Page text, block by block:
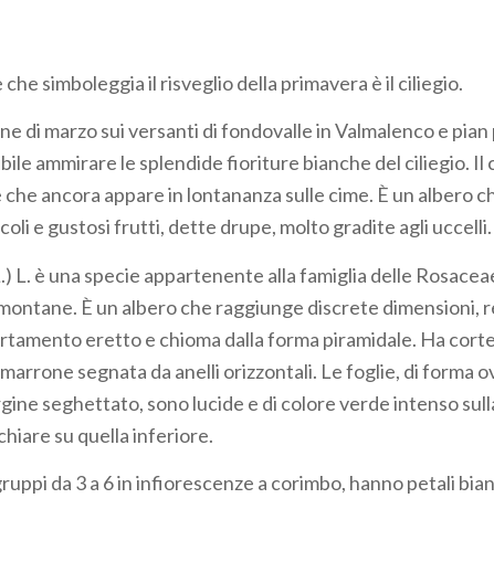
che simboleggia il risveglio della primavera è il ciliegio.
di marzo sui versanti di fondovalle in Valmalenco e pian
ammirare le splendide fioriture bianche del ciliegio. Il
ancora appare in lontananza sulle cime. È un albero
e gustosi frutti, dette drupe, molto gradite agli uccelli.
L. è una specie appartenente alla famiglia delle
È un albero che raggiunge discrete dimensioni,
eretto e chioma dalla forma piramidale. Ha
segnata da anelli orizzontali. Le foglie, di forma
seghettato, sono lucide e di colore verde intenso
su quella inferiore.
da 3 a 6 in infiorescenze a corimbo, hanno petali